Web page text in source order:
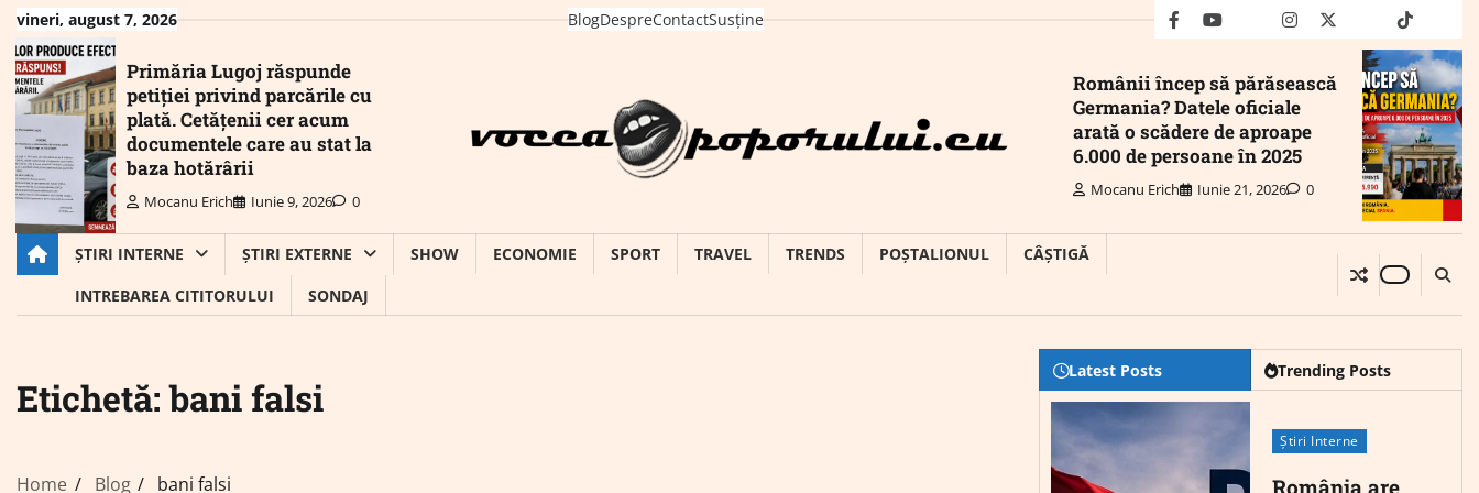
Skip
content
vineri, august 7, 2026 BlogDespreContactSusține facebookyoutubeMailinstagram
twitter truthtiktok
Primăria Lugoj răspunde
petiției privind parcările cu
plată. Cetățenii cer acum
documentele care au stat la
baza hotărârii
Mocanu Erich Iunie 9, 2026 0
Românii încep să părăsească
Germania? Datele oficiale
arată o scădere de aproape
6.000 de persoane în 2025
Mocanu Erich Iunie 21, 2026 0
ȘTIRI INTERNE ȘTIRI EXTERNE SHOW ECONOMIE SPORT TRAVEL TRENDS POȘTALIONUL
CÂȘTIGĂ
INTREBAREA CITITORULUI
SONDAJ
Etichetă:bani falsi
Home Blog bani falsi
Latest Posts Trending Posts
Știri Interne
România are